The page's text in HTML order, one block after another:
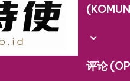
评论